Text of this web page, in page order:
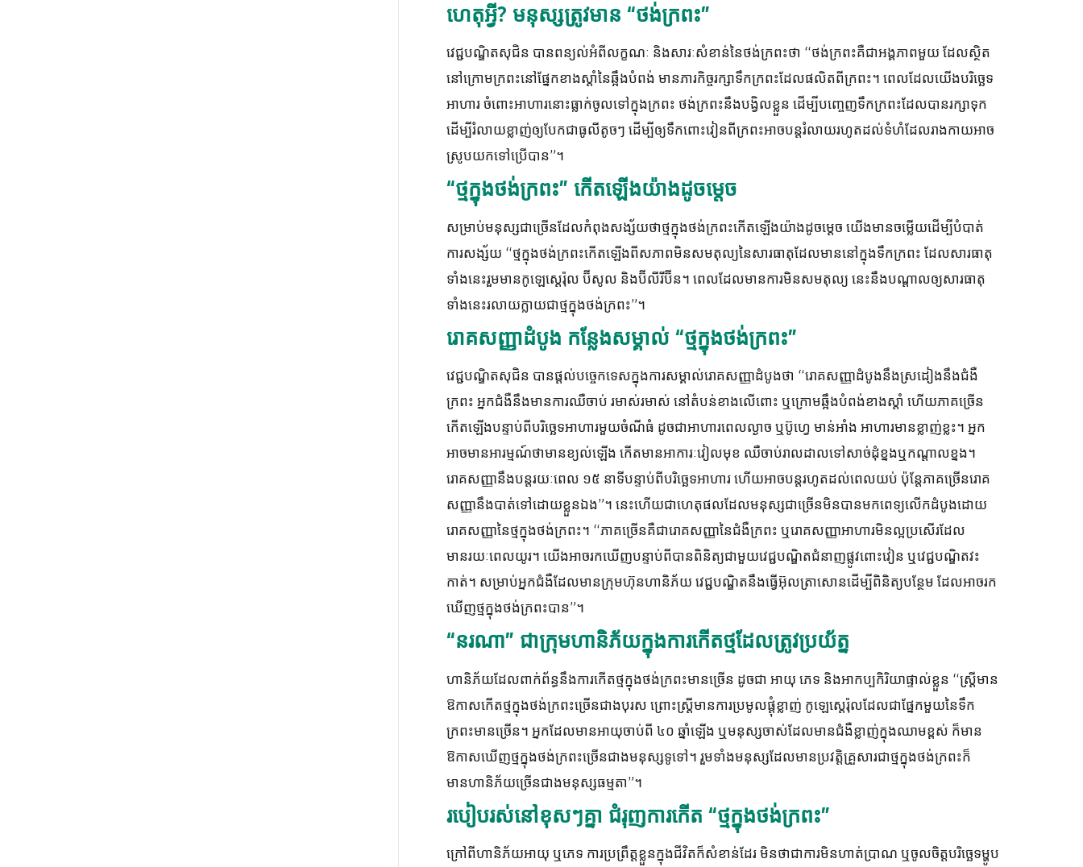
ហេតុអ្វី? មនុស្សត្រូវមាន “ថង់ក្រពះ”
វេជ្ជបណ្ឌិតសុជិន បានពន្យល់អំពីលក្ខណៈ និងសារៈសំខាន់នៃថង់ក្រពះថា “ថង់ក្រពះគឺជាអង្គភាពមួយ ដែលស្ថិត
នៅក្រោមក្រពះនៅផ្នែកខាងស្តាំនៃឆ្អឹងបំពង់ មានភារកិច្ចរក្សាទឹកក្រពះដែលផលិតពីក្រពះ។ ពេលដែលយើងបរិច្ឆេទ
អាហារ ចំពោះអាហារនោះធ្លាក់ចូលទៅក្នុងក្រពះ ថង់ក្រពះនឹងបង្វិលខ្លួន ដើម្បីបញ្ចេញទឹកក្រពះដែលបានរក្សាទុក
ដើម្បីរំលាយខ្លាញ់ឲ្យបែកជាធូលីតូចៗ ដើម្បីឲ្យទឹកពោះវៀនពីក្រពះអាចបន្តរំលាយរហូតដល់ទំហំដែលរាងកាយអាច
ស្រូបយកទៅប្រើបាន”។
“ថ្មក្នុងថង់ក្រពះ” កើតឡើងយ៉ាងដូចម្តេច
សម្រាប់មនុស្សជាច្រើនដែលកំពុងសង្ស័យថាថ្មក្នុងថង់ក្រពះកើតឡើងយ៉ាងដូចម្តេច យើងមានចម្លើយដើម្បីបំបាត់
ការសង្ស័យ “ថ្មក្នុងថង់ក្រពះកើតឡើងពីសភាពមិនសមតុល្យនៃសារធាតុដែលមាននៅក្នុងទឹកក្រពះ ដែលសារធាតុ
ទាំងនេះរួមមានកូឡេស្តេរ៉ុល ប៊ីសូល និងប៊ីលីរីប៊ីន។ ពេលដែលមានការមិនសមតុល្យ នេះនឹងបណ្តាលឲ្យសារធាតុ
ទាំងនេះរលាយក្លាយជាថ្មក្នុងថង់ក្រពះ”។
រោគសញ្ញាដំបូង កន្លែងសម្គាល់ “ថ្មក្នុងថង់ក្រពះ”
វេជ្ជបណ្ឌិតសុជិន បានផ្តល់បច្ចេកទេសក្នុងការសម្គាល់រោគសញ្ញាដំបូងថា “រោគសញ្ញាដំបូងនឹងស្រដៀងនឹងជំងឺ
ក្រពះ អ្នកជំងឺនឹងមានការឈឺចាប់ រមាស់រមាស់ នៅតំបន់ខាងលើពោះ ឬក្រោមឆ្អឹងបំពង់ខាងស្តាំ ហើយភាគច្រើន
កើតឡើងបន្ទាប់ពីបរិច្ឆេទអាហារមួយចំណីធំ ដូចជាអាហារពេលល្ងាច ឬប៊ូហ្វេ មាន់អាំង អាហារមានខ្លាញ់ខ្លះ។ អ្នក
អាចមានអារម្មណ៍ថាមានខ្យល់ឡើង កើតមានអាការៈវៀលមុខ ឈឺចាប់រាលដាលទៅសាច់ដុំខ្នងឬកណ្តាលខ្នង។
រោគសញ្ញានឹងបន្តរយៈពេល ១៥ នាទីបន្ទាប់ពីបរិច្ឆេទអាហារ ហើយអាចបន្តរហូតដល់ពេលយប់ ប៉ុន្តែភាគច្រើនរោគ
សញ្ញានឹងបាត់ទៅដោយខ្លួនឯង”។ នេះហើយជាហេតុផលដែលមនុស្សជាច្រើនមិនបានមកពេទ្យលើកដំបូងដោយ
រោគសញ្ញានៃថ្មក្នុងថង់ក្រពះ។ “ភាគច្រើនគឺជារោគសញ្ញានៃជំងឺក្រពះ ឬរោគសញ្ញាអាហារមិនល្អប្រសើរដែល
មានរយៈពេលយូរ។ យើងអាចរកឃើញបន្ទាប់ពីបានពិនិត្យជាមួយវេជ្ជបណ្ឌិតជំនាញផ្លូវពោះវៀន ឬវេជ្ជបណ្ឌិតវះ
កាត់។ សម្រាប់អ្នកជំងឺដែលមានក្រុមហ៊ុនហានិភ័យ វេជ្ជបណ្ឌិតនឹងធ្វើអ៊ុលត្រាសោនដើម្បីពិនិត្យបន្ថែម ដែលអាចរក
ឃើញថ្មក្នុងថង់ក្រពះបាន”។
“នរណា” ជាក្រុមហានិភ័យក្នុងការកើតថ្មដែលត្រូវប្រយ័ត្ន
ហានិភ័យដែលពាក់ព័ន្ធនឹងការកើតថ្មក្នុងថង់ក្រពះមានច្រើន ដូចជា អាយុ ភេទ និងអាកប្បកិរិយាផ្ទាល់ខ្លួន “ស្ត្រីមាន
ឱកាសកើតថ្មក្នុងថង់ក្រពះច្រើនជាងបុរស ព្រោះស្ត្រីមានការប្រមូលផ្តុំខ្លាញ់ កូឡេស្តេរ៉ុលដែលជាផ្នែកមួយនៃទឹក
ក្រពះមានច្រើន។ អ្នកដែលមានអាយុចាប់ពី ៤០ ឆ្នាំឡើង ឬមនុស្សចាស់ដែលមានជំងឺខ្លាញ់ក្នុងឈាមខ្ពស់ ក៏មាន
ឱកាសឃើញថ្មក្នុងថង់ក្រពះច្រើនជាងមនុស្សទូទៅ។ រួមទាំងមនុស្សដែលមានប្រវត្តិគ្រួសារជាថ្មក្នុងថង់ក្រពះក៏
មានហានិភ័យច្រើនជាងមនុស្សធម្មតា”។
របៀបរស់នៅខុសៗគ្នា ជំរុញការកើត “ថ្មក្នុងថង់ក្រពះ”
ក្រៅពីហានិភ័យអាយុ ឬភេទ ការប្រព្រឹត្តខ្លួនក្នុងជីវិតក៏សំខាន់ដែរ មិនថាជាការមិនហាត់ប្រាណ ឬចូលចិត្តបរិច្ឆេទម្ហូប